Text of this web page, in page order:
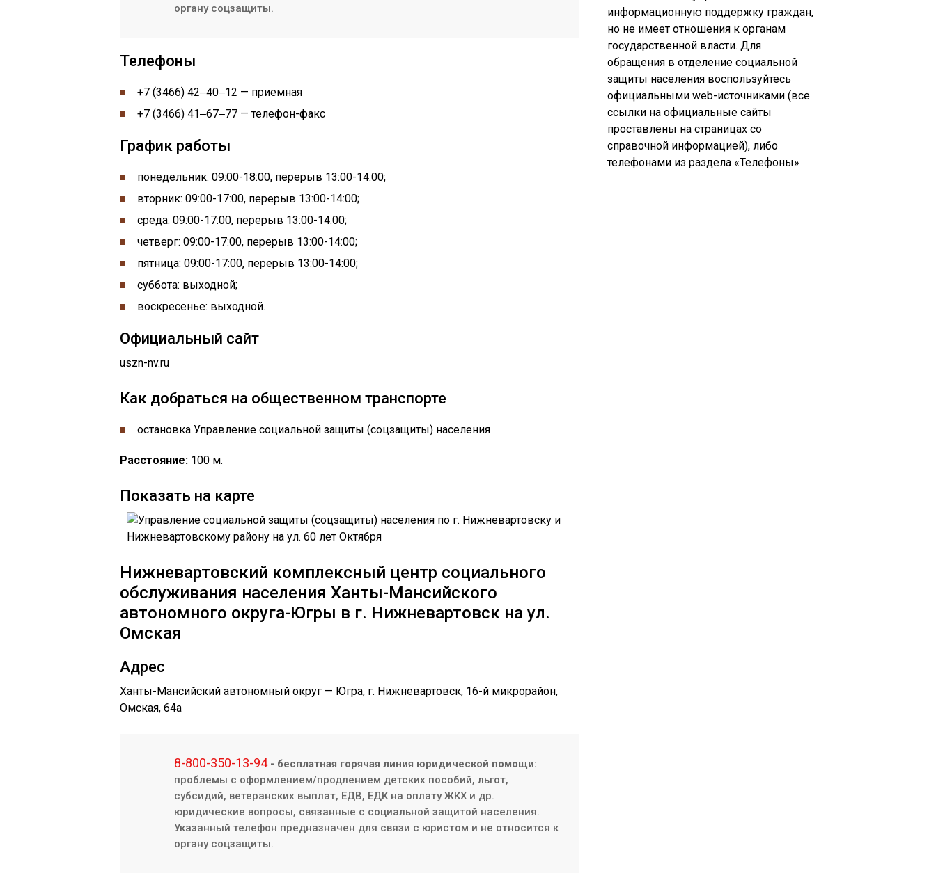
органу соцзащиты.
Телефоны
+7 (3466) 42‒40‒12 — приемная
+7 (3466) 41‒67‒77 —телефон-факс
График работы
понедельник: 09:00-18:00, перерыв 13:00-14:00;
вторник: 09:00-17:00, перерыв 13:00-14:00;
среда: 09:00-17:00, перерыв 13:00-14:00;
четверг: 09:00-17:00, перерыв 13:00-14:00;
пятница: 09:00-17:00, перерыв 13:00-14:00;
суббота: выходной;
воскресенье: выходной.
Официальный сайт
uszn-nv.ru
Как добраться на общественном транспорте
остановка ​Управление социальной защиты (соцзащиты) населения
Расстояние: 100 м.
Показать на карте
Нижневартовский комплексный центр социального
обслуживания населения Ханты-Мансийского
автономного округа-Югры в г. Нижневартовск на ул.
Омская
Адрес
Ханты-Мансийский автономный округ — Югра, г. Нижневартовск, 16-й микрорайон, ​
Омская, 64а
8-800-350-13-94- бесплатная горячая линия юридической помощи:
проблемы с оформлением/продлением детских пособий, льгот,
субсидий, ветеранских выплат, ЕДВ, ЕДК на оплату ЖКХ и др.
юридические вопросы, связанные с социальной защитой населения.
Указанный телефон предназначен для связи с юристом и не относится к
органу соцзащиты.
информационную поддержку граждан,
но не имеет отношения к органам
государственной власти. Для
обращения в отделение социальной
защиты населения воспользуйтесь
официальными web-источниками (все
ссылки на официальные сайты
проставлены на страницах со
справочной информацией), либо
телефонами из раздела «Телефоны»